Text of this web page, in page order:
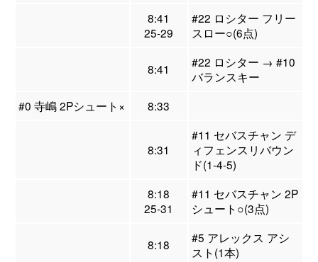
8:41
25-29
#22 ロシター フリー
スロー○(6点)
8:41
#22 ロシター → #10
バランスキー
#0 寺嶋 2Pシュート×
8:33
8:31
#11 セバスチャン デ
ィフェンスリバウン
ド(1-4-5)
8:18
25-31
#11 セバスチャン 2P
シュート○(3点)
8:18
#5 アレックス アシ
スト(1本)